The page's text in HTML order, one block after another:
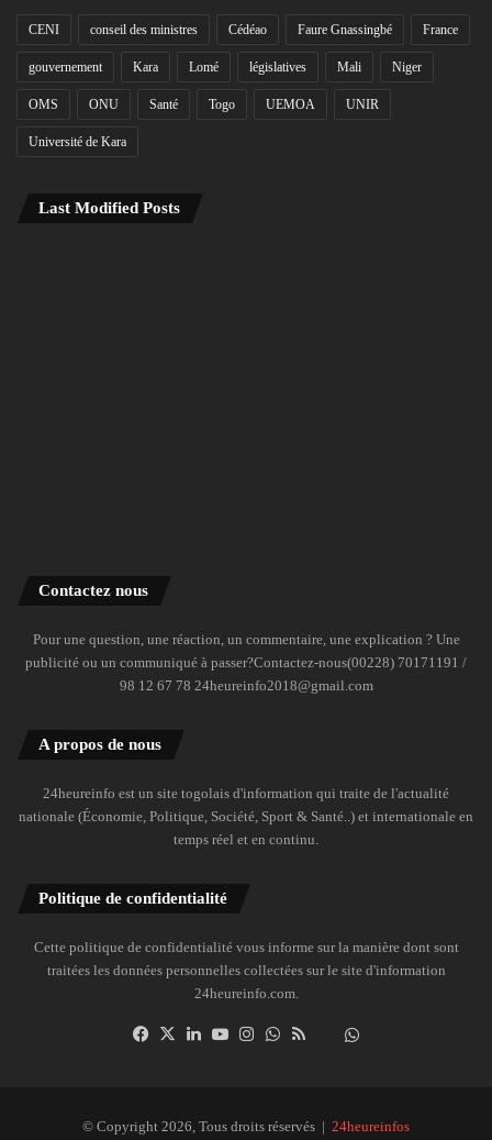
CENI conseil des ministres Cédéao Faure Gnassingbé France
gouvernement Kara Lomé législatives Mali Niger
OMS ONU Santé Togo UEMOA UNIR
Université de Kara
Last Modified Posts
Contactez nous
Pour une question, une réaction, un commentaire, une explication ? Une
publicité ou un communiqué à passer?Contactez-nous(00228) 70171191 /
98 12 67 78 24heureinfo2018@gmail.com
A propos de nous
24heureinfo est un site togolais d'information qui traite de l'actualité
nationale (Économie, Politique, Société, Sport & Santé..) et internationale en
temps réel et en continu.
Politique de confidentialité
Cette politique de confidentialité vous informe sur la manière dont sont
traitées les données personnelles collectées sur le site d'information
24heureinfo.com.
Facebook
X LinkedinYouTubeInstagramWhatsAppDailymotion
© Copyright 2026, Tous droits réservés | 24heureinfos